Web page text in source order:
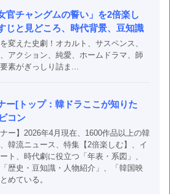
官チャングムの誓い」を2倍楽し
じと見どころ、時代背景、豆知識
変えた史劇！オカルト、サスペンス、
アクション、純愛、ホームドラマ、師
素がぎっしり詰ま...
ー[トップ：韓ドラここが知りた
コン
ナー】2026年4月現在、1600作品以上の韓
韓流ニュース、特集【2倍楽しむ】、イ
ト、時代劇に役立つ「年表・系図」、
「歴史・豆知識・人物紹介」、「韓国映
めている。